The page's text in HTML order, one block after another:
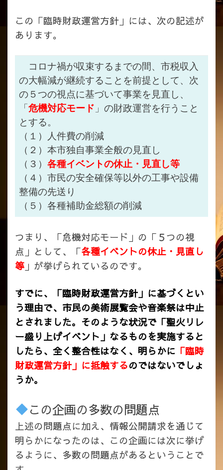
この「臨時財政運営方針」には、次の記述が
あります。
コロナ禍が収束するまでの間、市税収入
の大幅減が継続することを前提として、次
の５つの視点に基づいて事業を見直し、
「危機対応モード 」の財政運営を行うこと
とする。
（１）人件費の削減
（２）本市独自事業全般の見直し
（３） 各種イベントの休止・見直し等
（４）市民の安全確保等以外の工事や設備
整備の先送り
（５）各種補助金総額の削減
つまり、「危機対応モード」の「５つの視
点」として、「各種イベントの休止・見直し
等 」が挙げられているのです。
すでに、「臨時財政運営方針」に基づくとい
う理由で、市民の美術展覧会や音楽祭は中止
とされました。そのような状況で「聖火リレ
ー盛り上げイベント」なるものを実施すると
したら、全く整合性はなく、明らかに 「臨時
財政運営方針」に抵触するのではないでしょ
うか。
この企画の多数の問題点
上述の問題点に加え、情報公開請求を通じて
明らかになったのは、この企画には次に挙げ
るように、多数の問題点があるということで